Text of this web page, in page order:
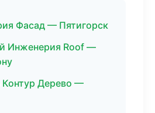
Фасад — Пятигорск
Инженерия Roof —
Дерево —